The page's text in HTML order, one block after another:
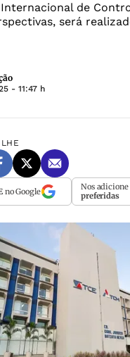
de
será
- 11:47 h
no Google Nos adicione
preferidas